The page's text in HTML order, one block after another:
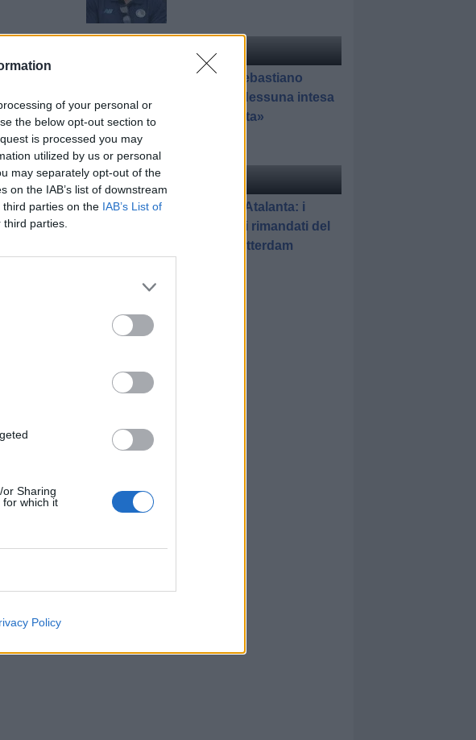
of your personal or
the below opt-out section to
is processed you may
utilized by us or personal
may separately opt-out of the
on the IAB’s list of downstream
parties on the IAB’s List of
parties.
Sharing
which it
Policy
è legato
riscatto
la squadra
starà ai
riscatto,
è
di Redazione
Pedullà: «Sebastiano
Esposito? Nessuna intesa
con l'Atalanta»
Pagelle di Gianluca Pirovano
Feyenoord-Atalanta: i
promossi e i rimandati del
match di Rotterdam